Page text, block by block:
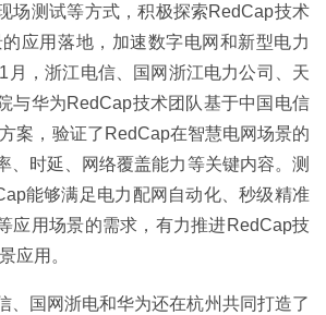
场测试等方式，积极探索RedCap技术
应用落地，加速数字电网和新型电力
月，浙江电信、国网浙江电力公司、天
与华为RedCap技术团队基于中国电信
案，验证了RedCap在智慧电网场景的
、时延、网络覆盖能力等关键内容。测
能够满足电力配网自动化、秒级精准
应用场景的需求，有力推进RedCap技
应用。
、国网浙电和华为还在杭州共同打造了